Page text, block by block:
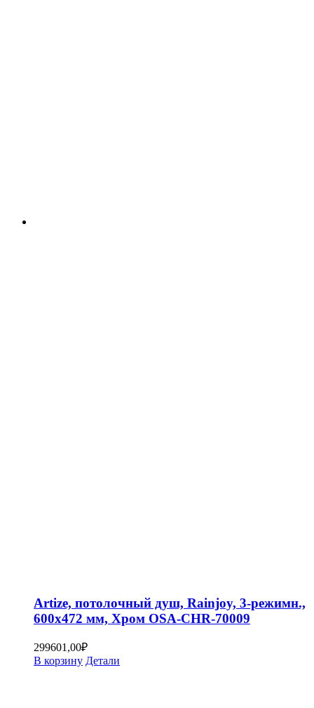
Artize, потолочный душ, Rainjoy, 3-режимн.,
600х472 мм, Хром OSA-CHR-70009
299601,00₽
В корзину Детали